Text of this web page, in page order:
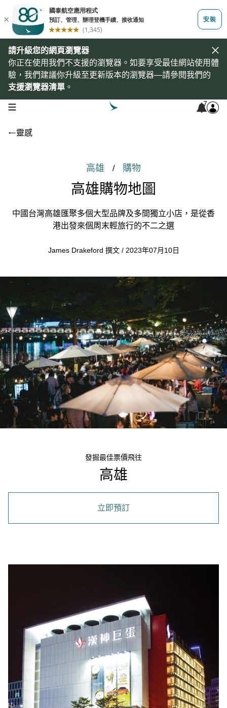
請升級您的網頁瀏覽器
你正在使用我們不支援的瀏覽器。如要享受最佳網站使用體
驗，我們建議你升級至更新版本的瀏覽器—請參閱我們的
支援瀏覽器清單 。
open navigation menu 7
靈感
高雄 / 購物
高雄購物地圖
中國台灣高雄匯聚多個大型品牌及多間獨立小店，是從香
港出發來個周末輕旅行的不二之選
James Drakeford 撰文 / 2023年07月10日
發掘最佳票價飛往
高雄
立即預訂